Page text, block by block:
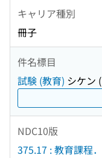
キャリア種別
冊子
件名標目
試験 (教育) シケン
NDC10版
375.17 : 教育課程